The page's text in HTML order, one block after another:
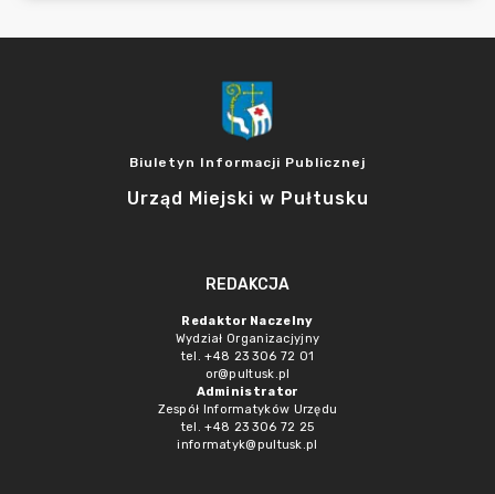
Biuletyn Informacji Publicznej
Urząd Miejski w Pułtusku
REDAKCJA
Redaktor Naczelny
Wydział Organizacjyjny
tel. +48 23 306 72 01
or@pultusk.pl
Administrator
Zespół Informatyków Urzędu
tel. +48 23 306 72 25
informatyk@pultusk.pl